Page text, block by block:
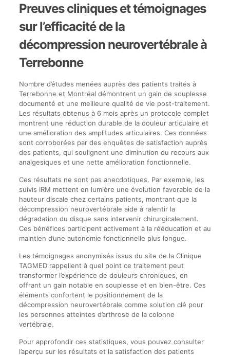
Preuves cliniques et témoignages
sur l’efficacité de la
décompression neurovertébrale à
Terrebonne
Nombre d’études menées auprès des patients traités à
Terrebonne et Montréal démontrent un gain de souplesse
documenté et une meilleure qualité de vie post-traitement.
Les résultats obtenus à 6 mois après un protocole complet
montrent une réduction durable de la douleur articulaire et
une amélioration des amplitudes articulaires. Ces données
sont corroborées par des enquêtes de satisfaction auprès
des patients, qui soulignent une diminution du recours aux
analgesiques et une nette amélioration fonctionnelle.
Ces résultats ne sont pas anecdotiques. Par exemple, les
suivis IRM mettent en lumière une évolution favorable de la
hauteur discale chez certains patients, montrant que la
décompression neurovertébrale aide à ralentir la
dégradation du disque sans intervenir chirurgicalement.
Ces bénéfices participent activement à la rééducation et au
maintien d’une autonomie fonctionnelle plus longue.
Les témoignages anonymisés issus du site de la Clinique
TAGMED rappellent à quel point ce traitement peut
transformer l’expérience de douleurs chroniques, en
offrant un gain notable en souplesse et en bien-être. Ces
éléments confortent le positionnement de la
décompression neurovertébrale comme solution clé pour
les personnes atteintes d’arthrose de la colonne
vertébrale.
Pour approfondir ces statistiques, vous pouvez consulter
l’aperçu sur les résultats et la satisfaction des patients